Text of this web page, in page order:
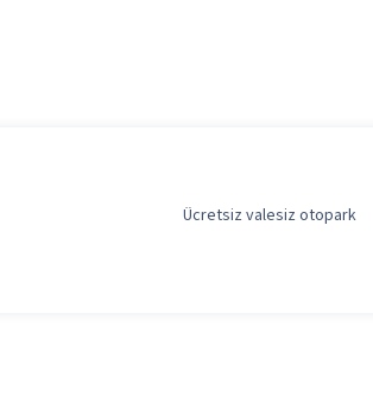
Ücretsiz valesiz otopark